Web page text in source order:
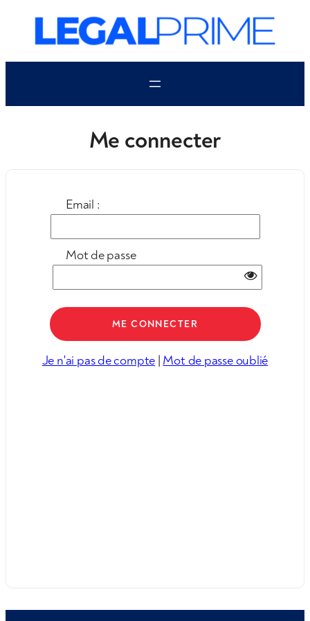
contenu
Me connecter
Email :
Mot de passe
Je n'ai pas de compte | Mot de passe oublié